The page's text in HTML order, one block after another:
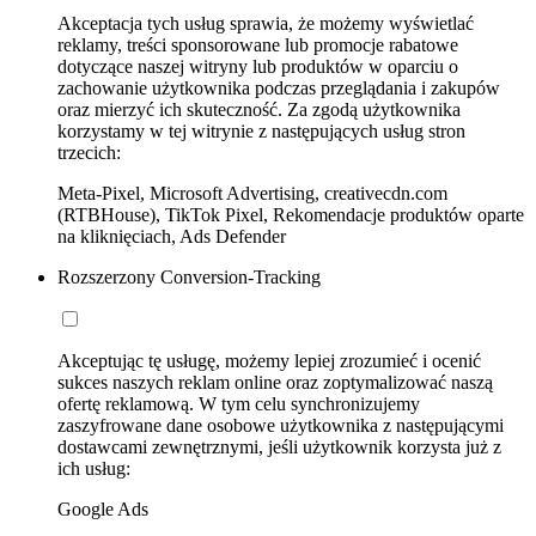
Akceptacja tych usług sprawia, że możemy wyświetlać
reklamy, treści sponsorowane lub promocje rabatowe
dotyczące naszej witryny lub produktów w oparciu o
zachowanie użytkownika podczas przeglądania i zakupów
oraz mierzyć ich skuteczność. Za zgodą użytkownika
korzystamy w tej witrynie z następujących usług stron
trzecich:
Meta-Pixel, Microsoft Advertising, creativecdn.com
(RTBHouse), TikTok Pixel, Rekomendacje produktów oparte
na kliknięciach, Ads Defender
Rozszerzony Conversion-Tracking
Akceptując tę usługę, możemy lepiej zrozumieć i ocenić
sukces naszych reklam online oraz zoptymalizować naszą
ofertę reklamową. W tym celu synchronizujemy
zaszyfrowane dane osobowe użytkownika z następującymi
dostawcami zewnętrznymi, jeśli użytkownik korzysta już z
ich usług:
Google Ads